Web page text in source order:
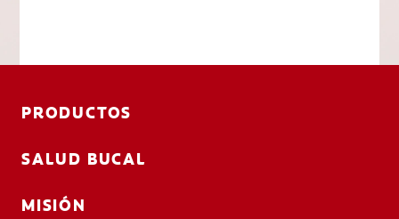
PRODUCTOS
SALUD BUCAL
MISIÓN